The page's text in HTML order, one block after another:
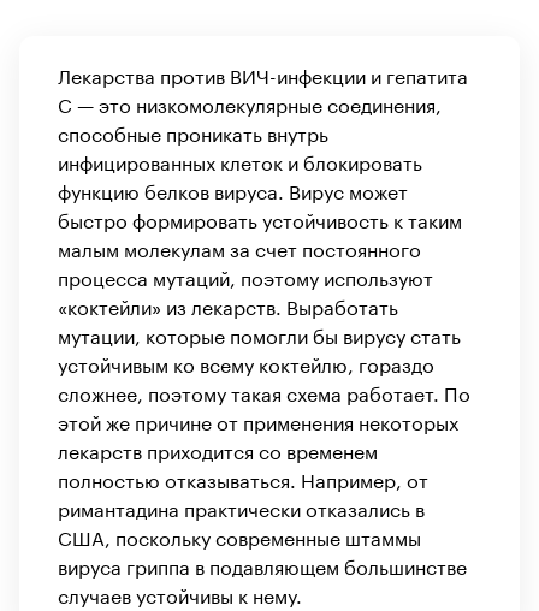
Лекарства против ВИЧ-инфекции и гепатита
C — это низкомолекулярные соединения,
способные проникать внутрь
инфицированных клеток и блокировать
функцию белков вируса. Вирус может
быстро формировать устойчивость к таким
малым молекулам за счет постоянного
процесса мутаций, поэтому используют
«коктейли» из лекарств. Выработать
мутации, которые помогли бы вирусу стать
устойчивым ко всему коктейлю, гораздо
сложнее, поэтому такая схема работает. По
этой же причине от применения некоторых
лекарств приходится со временем
полностью отказываться. Например, от
римантадина практически отказались в
США, поскольку современные штаммы
вируса гриппа в подавляющем большинстве
случаев устойчивы к нему.